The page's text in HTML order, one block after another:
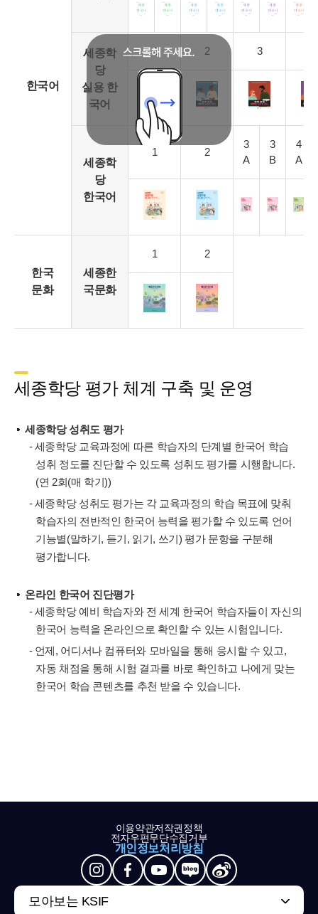
한국어
세종학
당
실용 한
국어
1 2 3
세종학
당
한국어
1 2
3
A
3
B
4
A
한국
문화
세종한
국문화
1 2
세종학당 평가 체계 구축 및 운영
세종학당 성취도 평가
- 세종학당 교육과정에 따른 학습자의 단계별 한국어 학습
성취 정도를 진단할 수 있도록 성취도 평가를 시행합니다.
(연 2회(매 학기))
- 세종학당 성취도 평가는 각 교육과정의 학습 목표에 맞춰
학습자의 전반적인 한국어 능력을 평가할 수 있도록 언어
기능별(말하기, 듣기, 읽기, 쓰기) 평가 문항을 구분해
평가합니다.
온라인 한국어 진단평가
- 세종학당 예비 학습자와 전 세계 한국어 학습자들이 자신의
한국어 능력을 온라인으로 확인할 수 있는 시험입니다.
- 언제, 어디서나 컴퓨터와 모바일을 통해 응시할 수 있고,
자동 채점을 통해 시험 결과를 바로 확인하고 나에게 맞는
한국어 학습 콘텐츠를 추천 받을 수 있습니다.
이용약관저작권정책
전자우편무단수집거부
개인정보처리방침
모아보는 KSIF